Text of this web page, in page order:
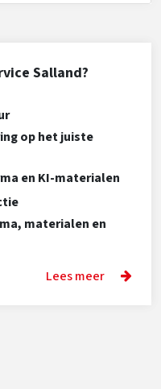
Salland?
op het juiste
en KI-materialen
materialen en
Lees meer